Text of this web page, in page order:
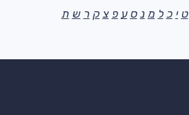
ט י כ ל מ נ ס ע פ צ ק ר ש ת